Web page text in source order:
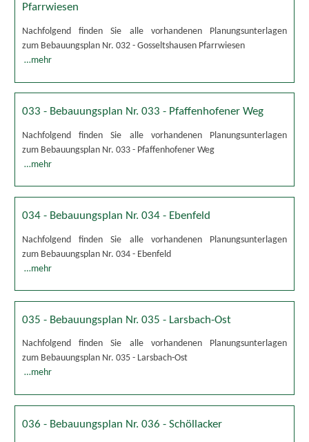
Pfarrwiesen
Nachfolgend finden Sie alle vorhandenen Planungsunterlagen
zum Bebauungsplan Nr. 032 - Gosseltshausen Pfarrwiesen
…mehr
033 - Bebauungsplan Nr. 033 - Pfaffenhofener Weg
Nachfolgend finden Sie alle vorhandenen Planungsunterlagen
zum Bebauungsplan Nr. 033 - Pfaffenhofener Weg
…mehr
034 - Bebauungsplan Nr. 034 - Ebenfeld
Nachfolgend finden Sie alle vorhandenen Planungsunterlagen
zum Bebauungsplan Nr. 034 - Ebenfeld
…mehr
035 - Bebauungsplan Nr. 035 - Larsbach-Ost
Nachfolgend finden Sie alle vorhandenen Planungsunterlagen
zum Bebauungsplan Nr. 035 - Larsbach-Ost
…mehr
036 - Bebauungsplan Nr. 036 - Schöllacker